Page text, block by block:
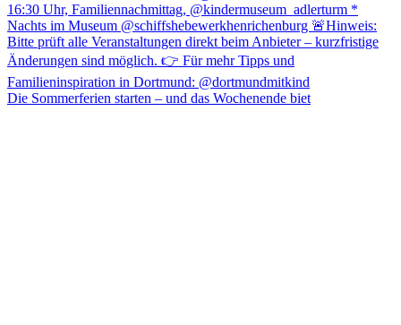
Die Sommerferien starten – und das Wochenende biet